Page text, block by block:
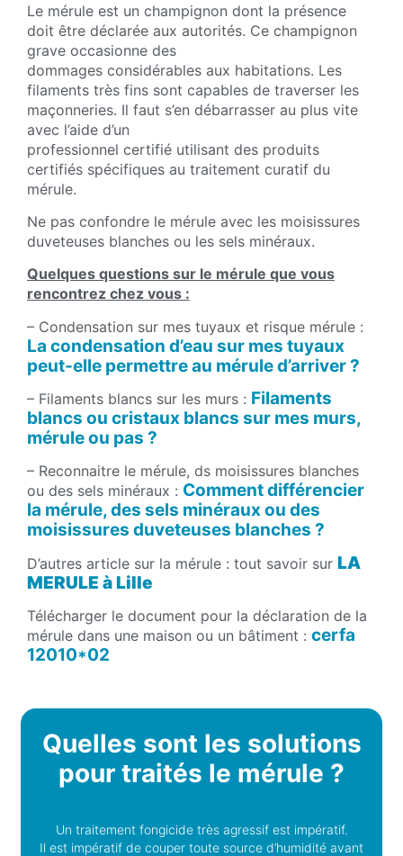
Le mérule est un champignon dont la présence
doit être déclarée aux autorités. Ce champignon
grave occasionne des
dommages considérables aux habitations. Les
filaments très fins sont capables de traverser les
maçonneries. Il faut s’en débarrasser au plus vite
avec l’aide d’un
professionnel certifié utilisant des produits
certifiés spécifiques au traitement curatif du
mérule.
Ne pas confondre le mérule avec les moisissures
duveteuses blanches ou les sels minéraux.
Quelques questions sur le mérule que vous
rencontrez chez vous :
– Condensation sur mes tuyaux et risque mérule :
La condensation d’eau sur mes tuyaux
peut-elle permettre au mérule d’arriver ?
– Filaments blancs sur les murs : Filaments
blancs ou cristaux blancs sur mes murs,
mérule ou pas ?
– Reconnaitre le mérule, ds moisissures blanches
ou des sels minéraux : Comment différencier
la mérule, des sels minéraux ou des
moisissures duveteuses blanches ?
D’autres article sur la mérule : tout savoir sur LA
MERULE à Lille
Télécharger le document pour la déclaration de la
mérule dans une maison ou un bâtiment : cerfa
12010*02
Quelles sont les solutions
pour traités le mérule ?
Un traitement fongicide très agressif est impératif.
Il est impératif de couper toute source d’humidité avant